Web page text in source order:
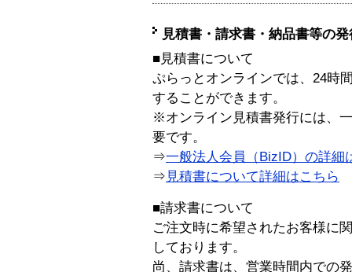
見積書・請求書・納品書等の
■見積書について
ぷらっとオンラインでは、24時
することができます。
※オンライン見積書発行には、
要です。
⇒一般法人会員（BizID）の詳細
⇒ 見積書について詳細はこちら
■請求書について
ご注文時に希望されたお客様に
しております。
尚、請求書は、営業時間内での